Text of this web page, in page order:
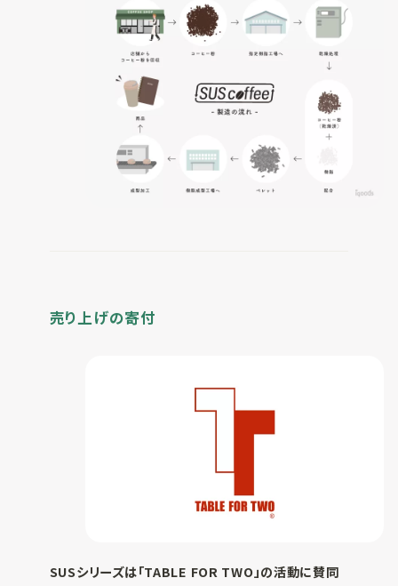
売り上げの寄付
SUSシリーズは「TABLE FOR TWO」の活動に賛同